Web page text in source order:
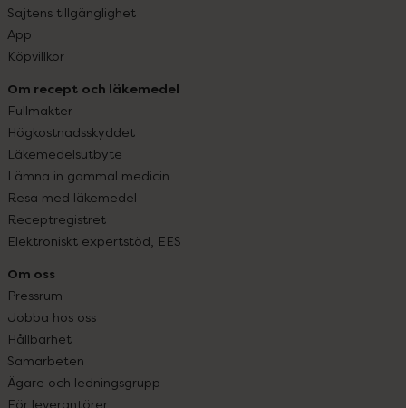
Sajtens tillgänglighet
App
Köpvillkor
Om recept och läkemedel
Fullmakter
Högkostnadsskyddet
Läkemedelsutbyte
Lämna in gammal medicin
Resa med läkemedel
Receptregistret
Elektroniskt expertstöd, EES
Om oss
Pressrum
Jobba hos oss
Hållbarhet
Samarbeten
Ägare och ledningsgrupp
För leverantörer